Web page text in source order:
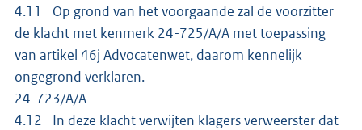
4.11 Op grond van het voorgaande zal de voorzitter
de klacht met kenmerk 24-725/A/A met toepassing
van artikel 46j Advocatenwet, daarom kennelijk
ongegrond verklaren.
24-723/A/A
4.12 In deze klacht verwijten klagers verweerster dat